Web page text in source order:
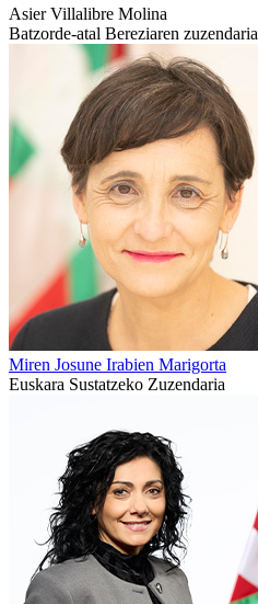
Asier Villalibre Molina
Batzorde-atal Bereziaren zuzendaria
Miren Josune Irabien Marigorta
Euskara Sustatzeko Zuzendaria